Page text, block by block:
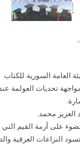
العامة السورية للكتاب
تحديات العولمة
العزيز محمد.
على أزمة القيم
النزاعات العرقية